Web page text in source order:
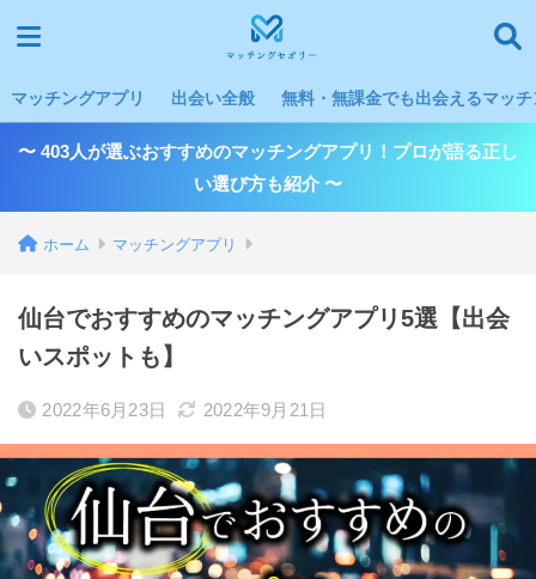
マッチングアプリ 出会い全般 無料・無課金でも出会えるマッ
〜 403人が選ぶおすすめのマッチングアプリ！プロが語る正し
い選び方も紹介 〜
ホーム マッチングアプリ
仙台でおすすめのマッチングアプリ5選【出会
いスポットも】
2022年6月23日 2022年9月21日